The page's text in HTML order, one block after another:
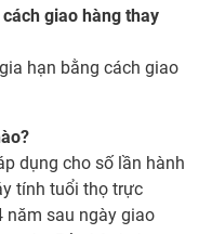
giao hàng thay
hạn bằng cách giao
dụng cho số lần hành
tính tuổi thọ trực
năm sau ngày giao